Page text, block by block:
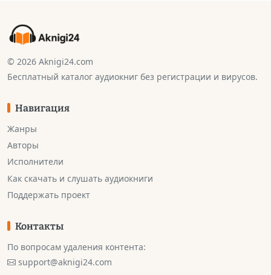
© 2026 Aknigi24.com
Бесплатный каталог аудиокниг без регистрации и вирусов.
Навигация
Жанры
Авторы
Исполнители
Как скачать и слушать аудиокниги
Поддержать проект
Контакты
По вопросам удаления контента:
support@aknigi24.com